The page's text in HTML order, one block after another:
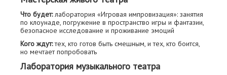
Что будет:лаборатория «Игровая импровизация»: занятия
по клоунаде, погружение в пространство игры и фантазии,
безопасное исследование и проживание эмоций
Кого ждут:тех, кто готов быть смешным, и тех, кто боится,
но мечтает попробовать
Лаборатория музыкального театра